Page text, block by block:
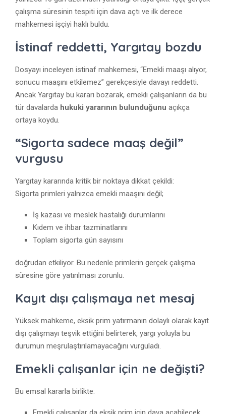
çalışma süresinin tespiti için dava açtı ve ilk derece
mahkemesi işçiyi haklı buldu.
İstinaf reddetti, Yargıtay bozdu
Dosyayı inceleyen istinaf mahkemesi, “Emekli maaşı alıyor,
sonucu maaşını etkilemez” gerekçesiyle davayı reddetti.
Ancak Yargıtay bu kararı bozarak, emekli çalışanların da bu
tür davalarda hukuki yararının bulunduğunu açıkça
ortaya koydu.
“Sigorta sadece maaş değil”
vurgusu
Yargıtay kararında kritik bir noktaya dikkat çekildi:
Sigorta primleri yalnızca emekli maaşını değil;
İş kazası ve meslek hastalığı durumlarını
Kıdem ve ihbar tazminatlarını
Toplam sigorta gün sayısını
doğrudan etkiliyor. Bu nedenle primlerin gerçek çalışma
süresine göre yatırılması zorunlu.
Kayıt dışı çalışmaya net mesaj
Yüksek mahkeme, eksik prim yatırmanın dolaylı olarak kayıt
dışı çalışmayı teşvik ettiğini belirterek, yargı yoluyla bu
durumun meşrulaştırılamayacağını vurguladı.
Emekli çalışanlar için ne değişti?
Bu emsal kararla birlikte: